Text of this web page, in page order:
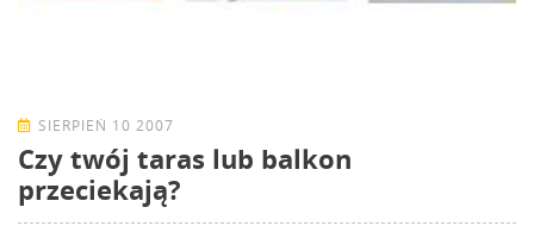
SIERPIEŃ 10 2007
Czy twój taras lub balkon
przeciekają?